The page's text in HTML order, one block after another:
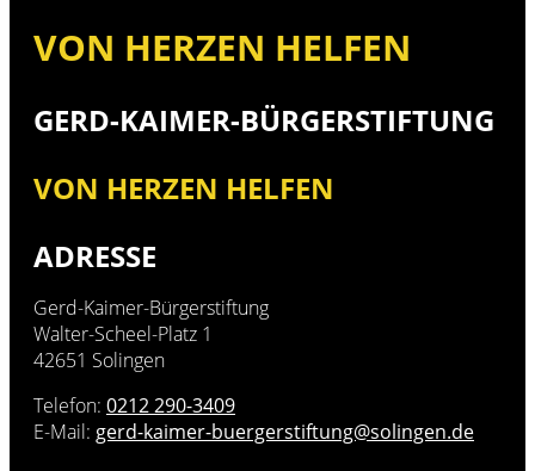
VON HERZEN HELFEN
GERD-KAIMER-BÜRGERSTIFTUNG
VON HERZEN HELFEN
ADRESSE
Gerd-Kaimer-Bürgerstiftung
Walter-Scheel-Platz 1
42651 Solingen
Telefon: 0212 290-3409
E-Mail: gerd-kaimer-buergerstiftung@solingen.de